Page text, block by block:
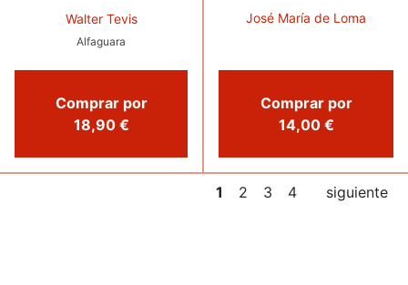
Walter Tevis
Alfaguara
Comprar por
18,90 €
José María de Loma
Comprar por
14,00 €
1 2 3 4 siguiente